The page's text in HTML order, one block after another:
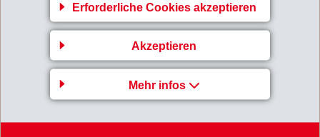
Erforderliche Cookies akzeptieren
Akzeptieren
Mehr infos
Für das Geschäftsjahr2017rechnet EMS mit einer
verlangsamten Weltkonjunktur mit instabilen
Ausschlägen. Politische Ereignisse dürften die
weltwirtschaftliche Entwicklung auch kurzfristig
beeinflussen. Der angestiegene Oelpreis schürt zudem